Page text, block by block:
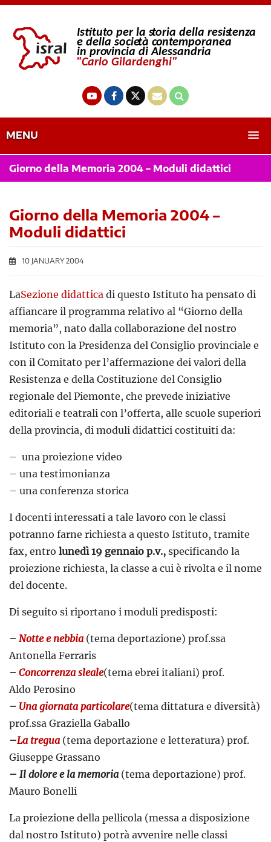
MENU
Giorno della Memoria 2004 – Moduli didattici
Giorno della Memoria 2004 –
Moduli didattici
10 JANUARY 2004
LaSezione didattica di questo Istituto ha pensato di
affiancare il programma relativo al “Giorno della
memoria”, nato dalla collaborazione del nostro
Istituto con la Presidenza del Consiglio provinciale e
con il Comitato per l’affermazione dei valori della
Resistenza e della Costituzione del Consiglio
regionale del Piemonte, che prevede iniziative
editoriali e teatrali con l’offerta, alle scuole superiori
della provincia, di moduli didattici costituiti da:
– una proiezione video
– una testimonianza
– una conferenza storica
I docenti interessati a tale lavoro con le classi
potranno farne richiesta a questo Istituto, tramite
fax, entro lunedì 19 gennaio p.v., specificando la
proiezione richiesta, la classe a cui è rivolta e il nome
del docente.
Di seguito si riportano i moduli predisposti:
– Notte e nebbia(tema deportazione) prof.ssa
Antonella Ferraris
– Concorrenza sleale(tema ebrei italiani) prof.
Aldo Perosino
– Una giornata particolare(tema dittatura e diversità)
prof.ssa Graziella Gaballo
–La tregua(tema deportazione e letteratura) prof.
Giuseppe Grassano
– Il dolore e la memoria(tema deportazione) prof.
Mauro Bonelli
La proiezione della pellicola (messa a disposizione
dal nostro Istituto) potrà avvenire nelle classi